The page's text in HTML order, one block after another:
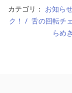
カテゴリ： お知ら
ク！
舌の回転チ
らめ